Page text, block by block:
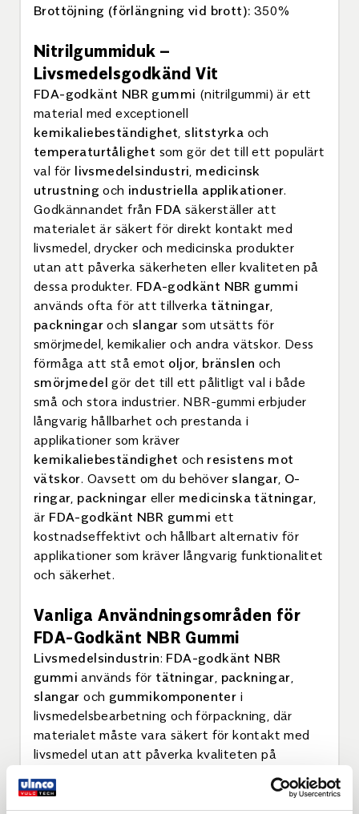
Brottöjning (förlängning vid brott): 350%
Nitrilgummiduk –
Livsmedelsgodkänd Vit
FDA-godkänt NBR gummi (nitrilgummi) är ett
material med exceptionell
kemikaliebeständighet slitstyrka och
temperaturtålighet som gör det till ett populärt
val för livsmedelsindustri medicinsk
utrustning och industriella applikationer.
Godkännandet från FDA säkerställer att
materialet är säkert för direkt kontakt med
livsmedel, drycker och medicinska produkter
utan att påverka säkerheten eller kvaliteten på
dessa produkter. FDA-godkänt NBR gummi
används ofta för att tillverka tätningar
packningaroch slangar som utsätts för
smörjmedel, kemikalier och andra vätskor. Dess
förmåga att stå emot oljor bränslen och
smörjmedel gör det till ett pålitligt val i både
små och stora industrier. NBR-gummi erbjuder
långvarig hållbarhet och prestanda i
applikationer som kräver
kemikaliebeständighet och resistens mot
vätskor. Oavsett om du behöver slangar O-
ringar packningar eller medicinska tätningar
är FDA-godkänt NBR gummi ett
kostnadseffektivt och hållbart alternativ för
applikationer som kräver långvarig funktionalitet
och säkerhet.
Vanliga Användningsområden för
FDA-Godkänt NBR Gummi
Livsmedelsindustrin: FDA-godkänt NBR
gummi används för tätningar packningar
slangar och gummikomponenter i
livsmedelsbearbetning och förpackning, där
materialet måste vara säkert för kontakt med
livsmedel utan att påverka kvaliteten på
Medicinsk Utrustning
: NBR-gummi används i